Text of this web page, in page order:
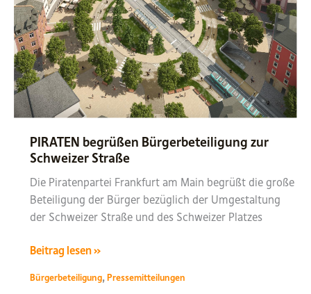
PIRATEN begrüßen Bürgerbeteiligung zur
Schweizer Straße
Die Piratenpartei Frankfurt am Main begrüßt die große
Beteiligung der Bürger bezüglich der Umgestaltung
der Schweizer Straße und des Schweizer Platzes
PIRATEN
Bürgerbeteiligung
Beitrag lesen »
Bürgerbeteiligung,Pressemitteilungen